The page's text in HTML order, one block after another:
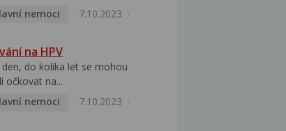
nemoci
7.10.2023
na HPV
den, do kolika let se mohou
očkovat na...
nemoci
7.10.2023